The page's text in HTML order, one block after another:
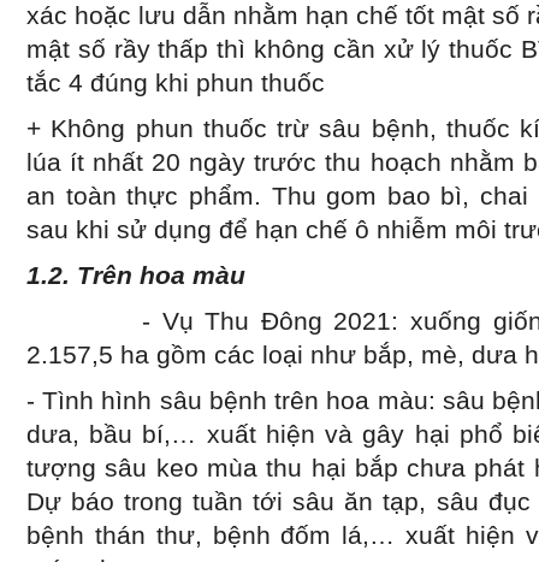
xác hoặc lưu dẫn nhằm hạn chế tốt mật số
mật số rầy thấp thì không cần xử lý thuốc
tắc 4 đúng khi phun thuốc
+ Không phun thuốc trừ sâu bệnh, thuốc
lúa ít nhất 20 ngày trước thu hoạch nhằm
an toàn thực phẩm. Thu gom bao bì,
sau khi sử dụng để hạn chế ô nhiễm môi
1.2. Trên hoa màu
- Vụ Thu Đông 2021: xuống giống
2.157,5 ha gồm các loại như bắp, mè, dưa
- Tình hình sâu bệnh trên hoa màu: sâu
dưa, bầu bí,… xuất hiện và gây hại phổ
tượng sâu keo mùa thu hại bắp chưa phát
Dự báo trong tuần tới sâu ăn tạp, sâu
bệnh thán thư, bệnh đốm lá,… xuất hiện